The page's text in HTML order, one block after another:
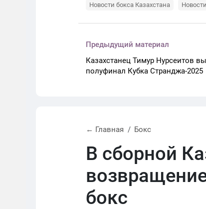
Новости бокса Казахстана
Предыдущий материал
Казахстанец Тимур Нурсеитов
полуфинал Кубка Странджа-2025
← Главная Бокс
В сборной
бокс